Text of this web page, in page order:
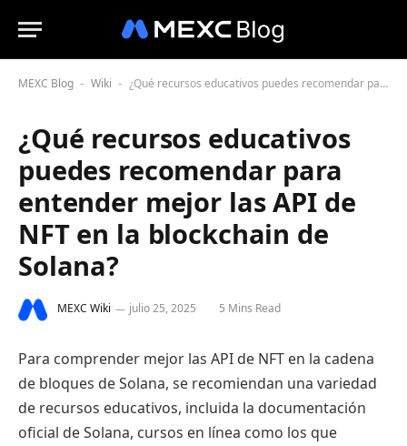
MEXC Blog - Wiki - ¿Qué recursos educativos puedes recomendar para entender mejor las API de NFT en la blockchain de Solana?
¿Qué recursos educativos
puedes recomendar para
entender mejor las API de
NFT en la blockchain de
Solana?
MEXC Wiki julio 25, 2025 5 Mins Read
Para comprender mejor las API de NFT en la cadena
de bloques de Solana, se recomiendan una variedad
de recursos educativos, incluida la documentación
oficial de Solana, cursos en línea como los que